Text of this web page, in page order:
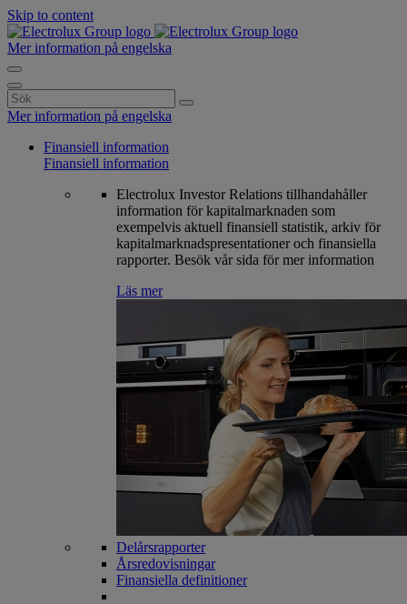
Skip to content
Mer information på engelska
Search
for:
Mer information på engelska
Finansiell information
Finansiell information
Electrolux Investor Relations tillhandahåller
information för kapitalmarknaden som
exempelvis aktuell finansiell statistik, arkiv för
kapitalmarknadspresentationer och finansiella
rapporter. Besök vår sida för mer information
Läs mer
Delårsrapporter
Årsredovisningar
Finansiella definitioner